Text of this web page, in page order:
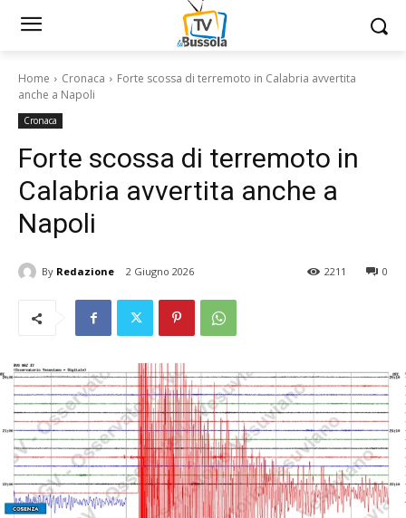
Home Cronaca
Forte scossa di terremoto in Calabria avvertita
anche a Napoli
Cronaca
Forte scossa di terremoto in
Calabria avvertita anche a
Napoli
By Redazione 2 Giugno 2026 0
2211